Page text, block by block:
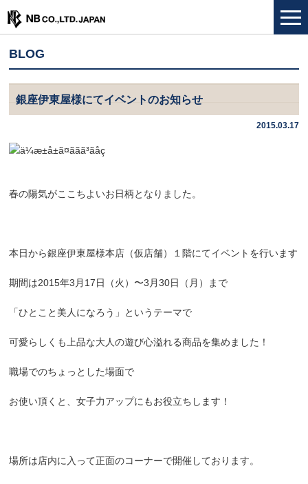
BLOG
銀座伊東屋様にてイベントのお知らせ
2015.03.17
春の陽気がここちよいお日柄となりました。
本日から銀座伊東屋様本店（仮店舗）１階にてイベントを行います
期間は2015年3月17日（火）〜3月30日（月）まで
「ひとこと美人になろう」というテーマで
可愛らしくも上品な大人の遊び心溢れる商品を集めました！
職場でのちょっとした場面で
お使い頂くと、女子力アップにもお役立ちします！
場所は店内に入って正面のコーナーで開催しております。